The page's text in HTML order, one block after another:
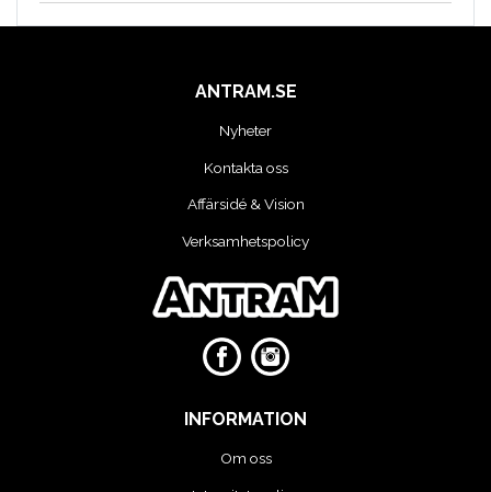
VERKTYG FÖR ELBILAR
VÄSKOR OCH BOXAR
ANTRAM.SE
Nyheter
Kontakta oss
Affärsidé & Vision
Verksamhetspolicy
INFORMATION
Om oss